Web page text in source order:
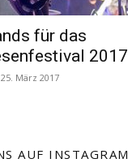
für das
2017
25. März 2017
AUF INSTAGRAM